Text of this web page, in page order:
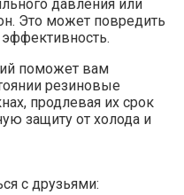
давления или
Это может повредить
эффективность.
поможет вам
резиновые
продлевая их срок
защиту от холода и
с друзьями: